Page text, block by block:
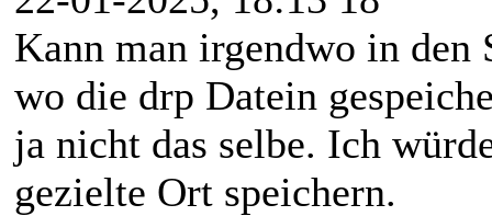
Kann man irgendwo in den
wo die drp Datein
ja nicht das selbe. Ich
gezielte Ort speichern.